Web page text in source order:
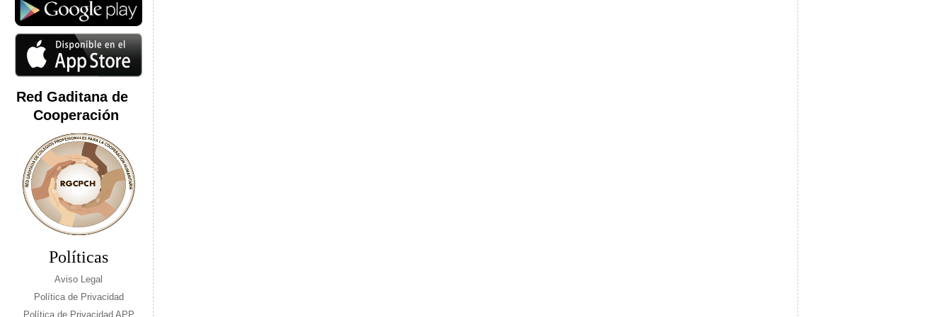
Red Gaditana de
Cooperación
Políticas
Aviso Legal
Política de Privacidad
Política de Privacidad APP